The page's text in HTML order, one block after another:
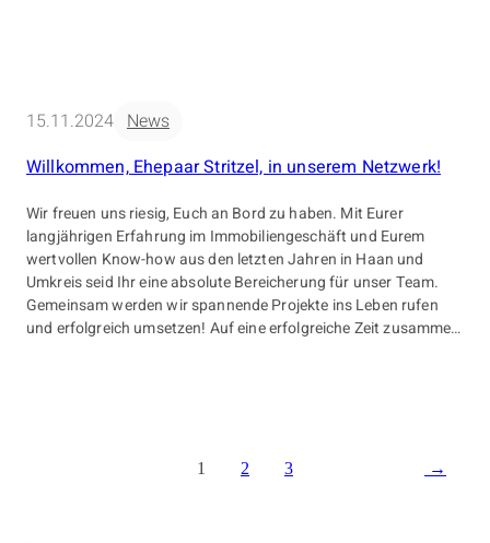
15.11.2024 News
Willkommen, Ehepaar Stritzel, in unserem Netzwerk!
Wir freuen uns riesig, Euch an Bord zu haben. Mit Eurer
langjährigen Erfahrung im Immobiliengeschäft und Eurem
wertvollen Know-how aus den letzten Jahren in Haan und
Umkreis seid Ihr eine absolute Bereicherung für unser Team.
Gemeinsam werden wir spannende Projekte ins Leben rufen
und erfolgreich umsetzen! Auf eine erfolgreiche Zeit zusammen
1 2 3